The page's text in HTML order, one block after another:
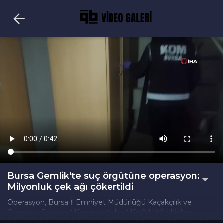
Bursa Gemlik'te suç örgütüne operasyon:
Milyonluk çek ağı çökertildi
Operasyon, Bursa İl Emniyet Müdürlüğü Kaçakçılık ve
Organize Suçlarla Mücadele Şube Müdürlüğü ekipleri